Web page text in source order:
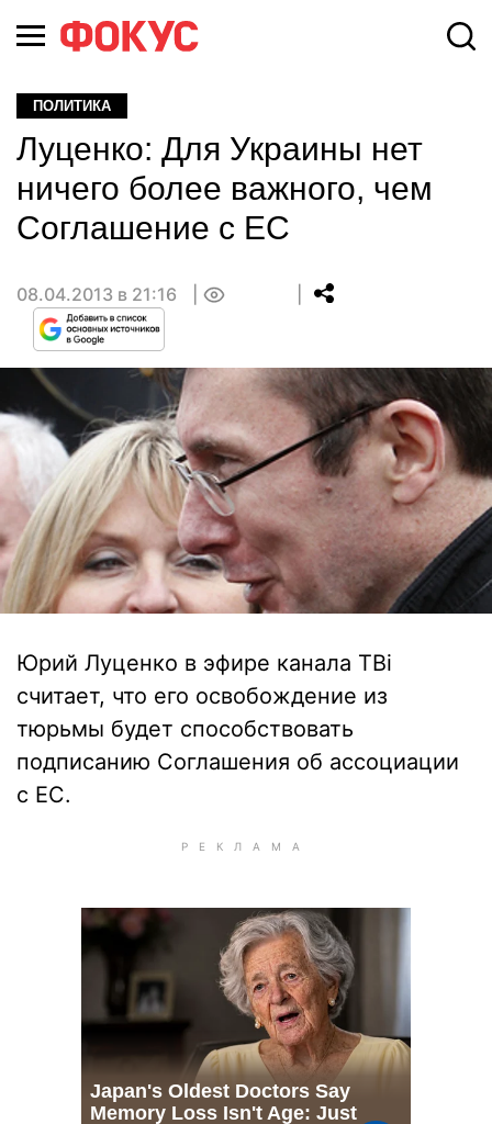
ПОЛИТИКА
Луценко: Для Украины нет
ничего более важного, чем
Соглашение с ЕС
08.04.2013 в 21:16
Юрий Луценко в эфире канала ТВі
считает, что его освобождение из
тюрьмы будет способствовать
подписанию Соглашения об ассоциации
с ЕС.